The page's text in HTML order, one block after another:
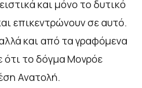
και μόνο το δυτικό
επικεντρώνουν σε αυτό.
και από τα γραφόμενα
ότι το δόγμα Μονρόε
Ανατολή.